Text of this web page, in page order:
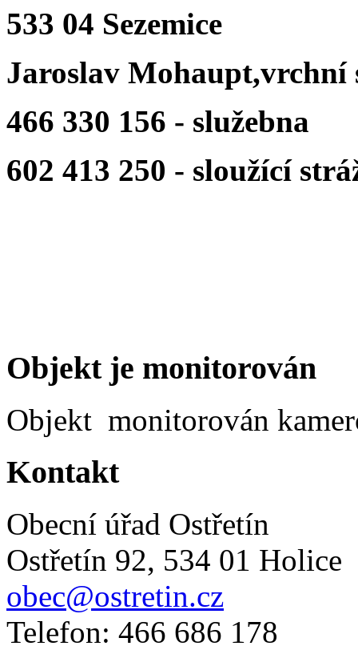
533 04 Sezemice
Jaroslav Mohaupt,vrchní
466 330 156 - služebna
602 413 250 - sloužící
Objekt je monitorován
Objekt monitorován
Kontakt
Obecní úřad Ostřetín
Ostřetín 92, 534 01 Holice
obec@ostretin.cz
Telefon: 466 686 178